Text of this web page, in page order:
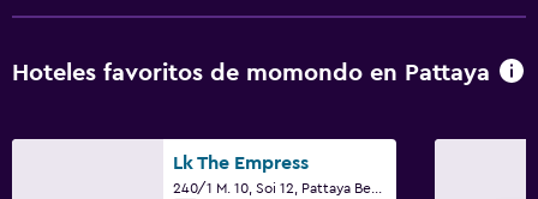
TV
Lavandería
Hoteles favoritos de momondo en Pattaya
Lk The Empress